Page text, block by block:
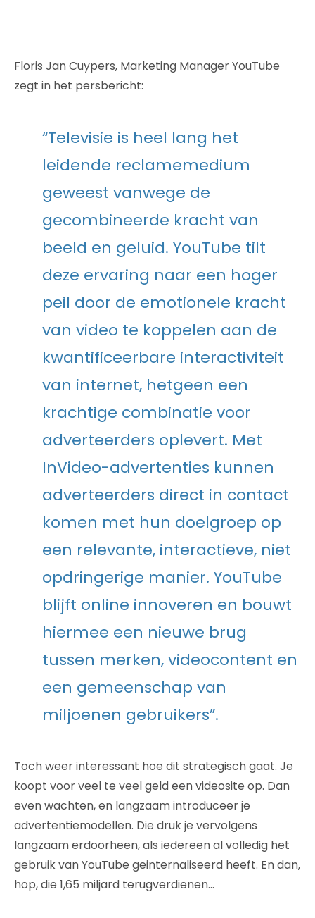
Floris Jan Cuypers, Marketing Manager YouTube
zegt in het persbericht:
“Televisie is heel lang het
leidende reclamemedium
geweest vanwege de
gecombineerde kracht van
beeld en geluid. YouTube tilt
deze ervaring naar een hoger
peil door de emotionele kracht
van video te koppelen aan de
kwantificeerbare interactiviteit
van internet, hetgeen een
krachtige combinatie voor
adverteerders oplevert. Met
InVideo-advertenties kunnen
adverteerders direct in contact
komen met hun doelgroep op
een relevante, interactieve, niet
opdringerige manier. YouTube
blijft online innoveren en bouwt
hiermee een nieuwe brug
tussen merken, videocontent en
een gemeenschap van
miljoenen gebruikers”.
Toch weer interessant hoe dit strategisch gaat. Je
koopt voor veel te veel geld een videosite op. Dan
even wachten, en langzaam introduceer je
advertentiemodellen. Die druk je vervolgens
langzaam erdoorheen, als iedereen al volledig het
gebruik van YouTube geinternaliseerd heeft. En dan,
hop, die 1,65 miljard terugverdienen…